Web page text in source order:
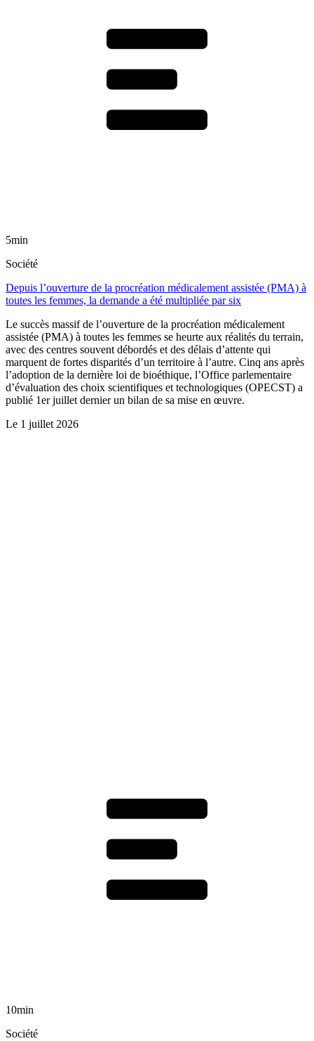
5min
Société
Depuis l’ouverture de la procréation médicalement assistée (PMA) à
toutes les femmes, la demande a été multipliée par six
Le succès massif de l’ouverture de la procréation médicalement
assistée (PMA) à toutes les femmes se heurte aux réalités du terrain,
avec des centres souvent débordés et des délais d’attente qui
marquent de fortes disparités d’un territoire à l’autre. Cinq ans après
l’adoption de la dernière loi de bioéthique, l’Office parlementaire
d’évaluation des choix scientifiques et technologiques (OPECST) a
publié 1er juillet dernier un bilan de sa mise en œuvre.
Le 1 juillet 2026
10min
Société